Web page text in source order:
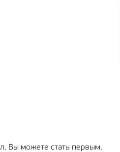
Вы можете стать первым.